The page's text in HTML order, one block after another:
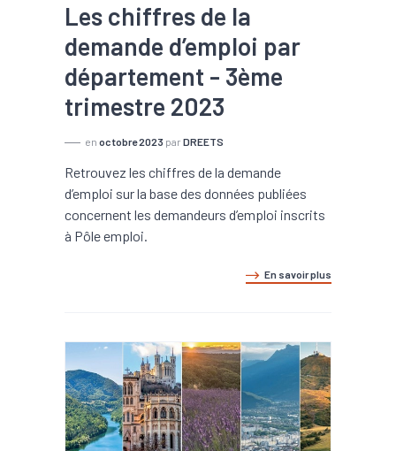
Les chiffres de la
demande d’emploi par
département - 3ème
trimestre 2023
en octobre 2023 par DREETS
Retrouvez les chiffres de la demande
d’emploi sur la base des données publiées
concernent les demandeurs d’emploi inscrits
à Pôle emploi.
En savoir plus